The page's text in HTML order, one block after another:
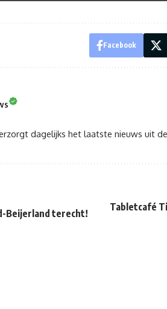
Facebook
dagelijks het laatste nieuws uit
Beijerland terecht!
Tabletcafé